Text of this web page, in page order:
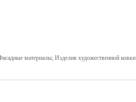
материалы; Изделия художественной ковки